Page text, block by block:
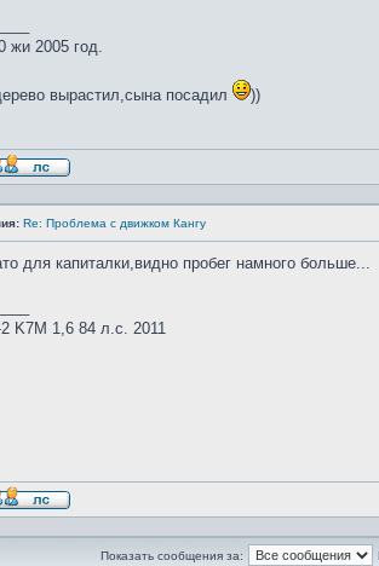
жи 2005 год.
вырастил,сына посадил ))
Re: Проблема с движком Кангу
для капиталки,видно пробег намного больше...
K7M 1,6 84 л.с. 2011
Показать сообщения за: